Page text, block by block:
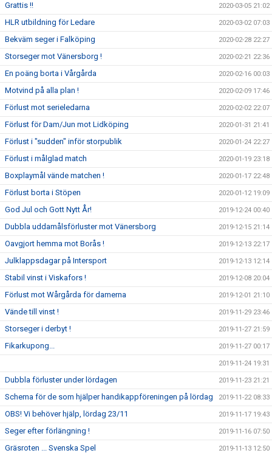
Grattis !! 2020-03-05 21:02
HLR utbildning för Ledare 2020-03-02 07:03
Bekväm seger i Falköping 2020-02-28 22:27
Storseger mot Vänersborg ! 2020-02-21 22:36
En poäng borta i Vårgårda 2020-02-16 00:03
Motvind på alla plan ! 2020-02-09 17:46
Förlust mot serieledarna 2020-02-02 22:07
Förlust för Dam/Jun mot Lidköping 2020-01-31 21:41
Förlust i "sudden" inför storpublik 2020-01-24 22:27
Förlust i målglad match 2020-01-19 23:18
Boxplaymål vände matchen ! 2020-01-17 22:48
Förlust borta i Stöpen 2020-01-12 19:09
God Jul och Gott Nytt År! 2019-12-24 00:40
Dubbla uddamålsförluster mot Vänersborg 2019-12-15 21:14
Oavgjort hemma mot Borås ! 2019-12-13 22:17
Julklappsdagar på Intersport 2019-12-13 12:14
Stabil vinst i Viskafors ! 2019-12-08 20:04
Förlust mot Wårgårda för damerna 2019-12-01 21:10
Vände till vinst ! 2019-11-29 23:46
Storseger i derbyt ! 2019-11-27 21:59
Fikarkupong... 2019-11-27 00:17
2019-11-24 19:31
Dubbla förluster under lördagen 2019-11-23 21:21
Schema för de som hjälper handikappföreningen på lördag 2019-11-22 08:33
OBS! Vi behöver hjälp, lördag 23/11 2019-11-17 19:43
Seger efter förlängning ! 2019-11-16 07:50
Gräsroten ... Svenska Spel 2019-11-13 12:50